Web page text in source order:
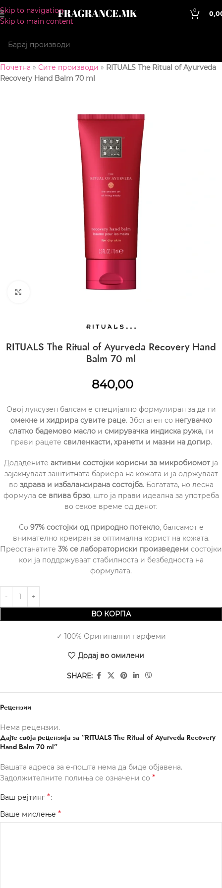
Skip to navigation
Skip to main content
0
Почетна » Сите производи » RITUALS The Ritual of Ayurveda
Recovery Hand Balm 70 ml
CLICK TO ENLARGE
RITUALS The Ritual of Ayurveda Recovery Hand
Balm 70 ml
840,00
Овој луксузен балсам е специјално формулиран за да ги
омекне и хидрира сувите раце. Збогатен со негувачко
слатко бадемово маслои смирувачка индиска ружа, ги
прави рацете свиленкасти, хранети и мазни на допир.
Додадените активни состојки корисни за микробиомот ја
зајакнуваат заштитната бариера на кожата и ја одржуваат
во здрава и избалансирана состојба. Богатата, но лесна
формула се впива брзо, што ја прави идеална за употреба
во секое време од денот.
Со 97% состојки од природно потекло, балсамот е
внимателно креиран за оптимална корист на кожата.
Преостанатите 3% се лабораториски произведени состојки
кои ја поддржуваат стабилноста и безбедноста на
формулата.
ВО КОРПА
✓ 100% Оригинални парфеми
Додај во омилени
SHARE:
Рецензии
Нема рецензии.
Дајте своја рецензија за “RITUALS The Ritual of Ayurveda Recovery
Hand Balm 70 ml”
Вашата адреса за е-пошта нема да биде објавена.
Задолжителните полиња се означени со *
Ваш рејтинг *
Ваше мислење *